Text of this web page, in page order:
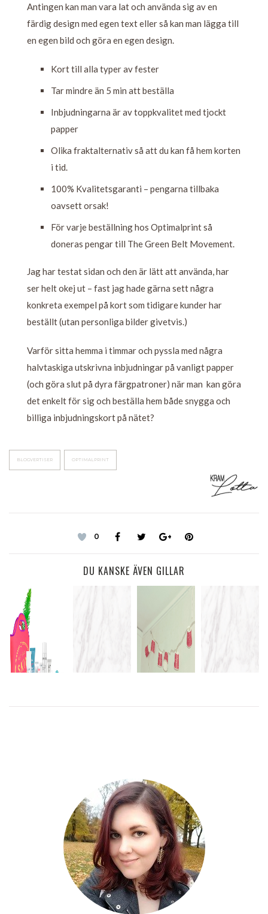
Antingen kan man vara lat och använda sig av en
färdig design med egen text eller så kan man lägga till
en egen bild och göra en egen design.
Kort till alla typer av fester
Tar mindre än 5 min att beställa
Inbjudningarna är av toppkvalitet med tjockt
papper
Olika fraktalternativ så att du kan få hem korten
i tid.
100% Kvalitetsgaranti – pengarna tillbaka
oavsett orsak!
För varje beställning hos Optimalprint så
doneras pengar till The Green Belt Movement.
Jag har testat sidan och den är lätt att använda, har
ser helt okej ut – fast jag hade gärna sett några
konkreta exempel på kort som tidigare kunder har
beställt (utan personliga bilder givetvis.)
Varför sitta hemma i timmar och pyssla med några
halvtaskiga utskrivna inbjudningar på vanligt papper
(och göra slut på dyra färgpatroner) när man kan göra
det enkelt för sig och beställa hem både snygga och
billiga inbjudningskort på nätet?
BLOGVERTISER OPTIMALPRINT
0
DU KANSKE ÄVEN GILLAR
JUST NU
LÄS
MER
LÄS
MER